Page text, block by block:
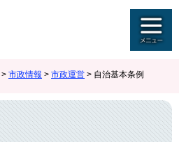
> 市政情報 > 市政運営 > 自治基本条例